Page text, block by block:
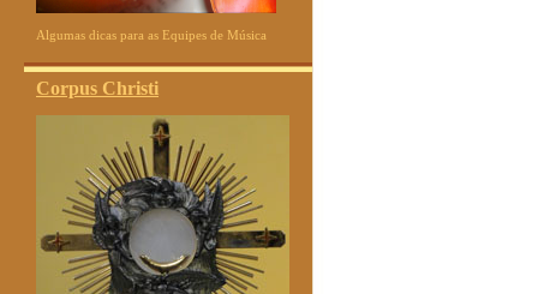
Algumas dicas para as Equipes de Música
Corpus Christi